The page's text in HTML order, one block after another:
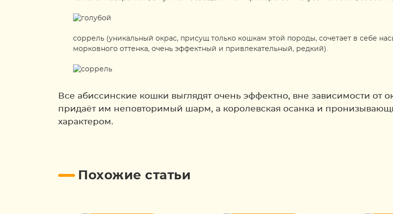
соррель (уникальный окрас, присущ только кошкам этой породы, сочетает в себе
морковного оттенка, очень эффектный и привлекательный, редкий).
Все абиссинские кошки выглядят очень эффектно, вне зависимости от
придаёт им неповторимый шарм, а королевская осанка и
характером.
Похожие статьи